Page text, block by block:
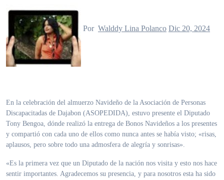
Por Walddy Lina Polanco Dic 20, 2024
En la celebración del almuerzo Navideño de la Asociación de Personas
Discapacitadas de Dajabon (ASOPEDIDA), estuvo presente el Diputado
Tony Bengoa, dónde realizó la entrega de Bonos Navideños a los presentes
y compartió con cada uno de ellos como nunca antes se había visto; «risas,
aplausos, pero sobre todo una admosfera de alegría y sonrisas».
«Es la primera vez que un Diputado de la nación nos visita y esto nos hace
sentir importantes. Agradecemos su presencia, y para nosotros esta ha sido